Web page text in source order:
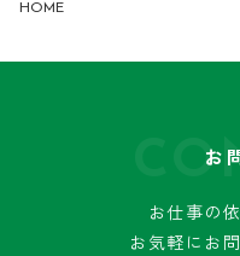
HOME
お
お仕事の
お気軽にお